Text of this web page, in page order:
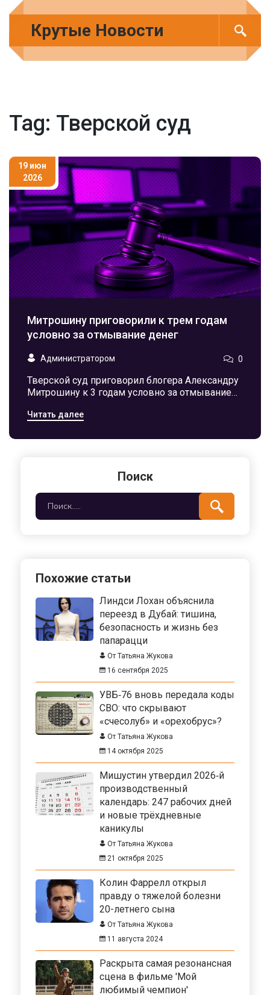
Крутые Новости
Tag: Тверской суд
19 июн
2026
Митрошину приговорили к трем годам
условно за отмывание денег
Администратором 0
Тверской суд приговорил блогера Александру
Митрошину к 3 годам условно за отмывание
и конфискация активов.
Читать далее
Поиск
Похожие статьи
Линдси Лохан объяснила
переезд в Дубай: тишина,
безопасность и жизнь без
папарацци
От Татьяна Жукова
16 сентября 2025
УВБ‑76 вновь передала коды
СВО: что скрывают
«счесолуб» и «орехобрус»?
От Татьяна Жукова
14 октября 2025
Мишустин утвердил 2026‑й
производственный
календарь: 247 рабочих дней
и новые трёхдневные
каникулы
От Татьяна Жукова
21 октября 2025
Колин Фаррелл открыл
правду о тяжелой болезни
20-летнего сына
От Татьяна Жукова
11 августа 2024
Раскрыта самая резонансная
сцена в фильме 'Мой
любимый чемпион'